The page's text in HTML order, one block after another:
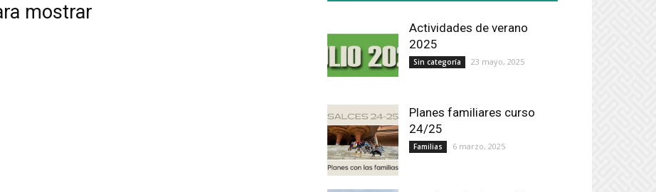
mostrar
Actividades de verano
2025
Sin categoría 23 mayo, 2025
Planes familiares curso
24/25
Familias 6 marzo, 2025